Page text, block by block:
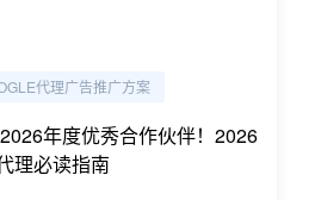
代理广告推广方案
年度优秀合作伙伴！2026
理必读指南